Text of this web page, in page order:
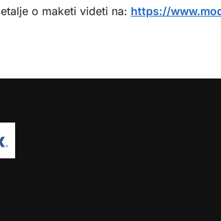
o maketi videti na: https://